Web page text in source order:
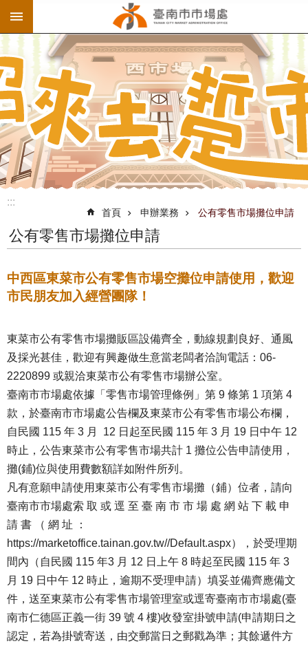
跳到主要內容區塊
:::
首頁 申辦業務 公有零售市場攤位申請
公有零售市場攤位申請
中西區東菜市公有零售市場空攤位申請使用，歡迎
市民朋友加入經營團隊！
東菜市公有零售巿場攤販區設備齊全，動線規劃良好、通風
及採光甚佳，歡迎有興趣做生意當老闆者洽詢電話：06-
2220899 或親洽東菜市公有零售巿場辦公室。
臺南市市場處依據「零售市場管理條例」第 9 條第 1 項第 4
款，於臺南市市場處公告欄及東菜市公有零售市場公布欄，
自民國 115 年 3 月 12 日起至民國 115 年 3 月 19 日中午 12
時止，公告東菜市公有零售市場共計 1 攤位公告申請使用，
攤(鋪)位與使用費數額詳如附件所列。
凡有意願申請使用東菜市公有零售市場攤（鋪）位者，請向
臺南市市場處索 取 或 逕 至 臺 南 市 市 場 處 網 站 下 載 申
請 書 （ 網 址 ：
https://marketoffice.tainan.gov.tw//Default.aspx），於受理期
間內（自民國 115 年3 月 12 日上午 8 時起至民國 115 年 3
月 19 日中午 12 時止，逾期不受理申請）填妥並備齊應備文
件，送至東菜市公有零售市場管理室或逕寄臺南市市場處(臺
南市仁德區正義一街 39 號 4 樓)收發室掛號申請(申請期日之
認定，若為掛號寄送，由交郵當日之郵戳為準；其餘遞件方